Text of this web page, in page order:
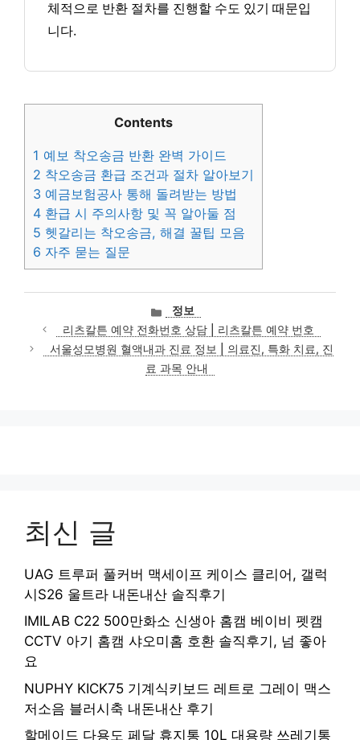
체적으로 반환 절차를 진행할 수도 있기 때문입
니다.
Contents
1 예보 착오송금 반환 완벽 가이드
2 착오송금 환급 조건과 절차 알아보기
3 예금보험공사 통해 돌려받는 방법
4 환급 시 주의사항 및 꼭 알아둘 점
5 헷갈리는 착오송금, 해결 꿀팁 모음
6 자주 묻는 질문
카
테
고
리
정보
리츠칼튼 예약 전화번호 상담 | 리츠칼튼 예약 번호
서울성모병원 혈액내과 진료 정보 | 의료진, 특화 치료, 진
료 과목 안내
최신 글
UAG 트루퍼 풀커버 맥세이프 케이스 클리어, 갤럭
시S26 울트라 내돈내산 솔직후기
IMILAB C22 500만화소 신생아 홈캠 베이비 펫캠
CCTV 아기 홈캠 샤오미홈 호환 솔직후기, 넘 좋아
요
NUPHY KICK75 기계식키보드 레트로 그레이 맥스
저소음 블러시축 내돈내산 후기
할메이드 다용도 페달 휴지통 10L 대용량 쓰레기통